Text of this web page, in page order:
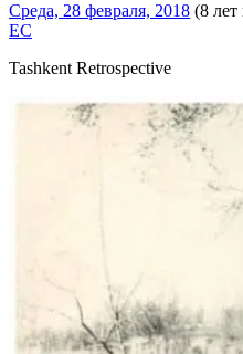
Среда, 28 февраля, 2018 (8 лет
EC
Tashkent Retrospective